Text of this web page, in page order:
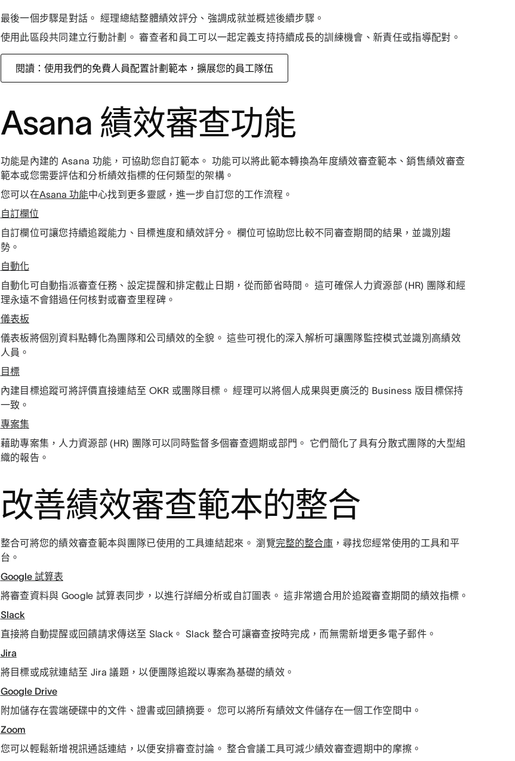
最後一個步驟是對話。 經理總結整體績效評分、強調成就並概述後續步驟。
使用此區段共同建立行動計劃。 審查者和員工可以一起定義支持持續成長的訓練機會、新責任或指導配對。
閱讀：使用我們的免費人員配置計劃範本，擴展您的員工隊伍
Asana 績效審查功能
功能是內建的 Asana 功能，可協助您自訂範本。 功能可以將此範本轉換為年度績效審查範本、銷售績效審查
範本或您需要評估和分析績效指標的任何類型的架構。
您可以在Asana 功能中心找到更多靈感，進一步自訂您的工作流程。
自訂欄位
自訂欄位可讓您持續追蹤能力、目標進度和績效評分。 欄位可協助您比較不同審查期間的結果，並識別趨
勢。
自動化
自動化可自動指派審查任務、設定提醒和排定截止日期，從而節省時間。 這可確保人力資源部 (HR) 團隊和經
理永遠不會錯過任何核對或審查里程碑。
儀表板
儀表板將個別資料點轉化為團隊和公司績效的全貌。 這些可視化的深入解析可讓團隊監控模式並識別高績效
人員。
目標
內建目標追蹤可將評價直接連結至 OKR 或團隊目標。 經理可以將個人成果與更廣泛的 Business 版目標保持
一致。
專案集
藉助專案集，人力資源部 (HR) 團隊可以同時監督多個審查週期或部門。 它們簡化了具有分散式團隊的大型組
織的報告。
改善績效審查範本的整合
整合可將您的績效審查範本與團隊已使用的工具連結起來。 瀏覽完整的整合庫，尋找您經常使用的工具和平
台。
Google 試算表
將審查資料與 Google 試算表同步，以進行詳細分析或自訂圖表。 這非常適合用於追蹤審查期間的績效指標。
Slack
直接將自動提醒或回饋請求傳送至 Slack。 Slack 整合可讓審查按時完成，而無需新增更多電子郵件。
Jira
將目標或成就連結至 Jira 議題，以便團隊追蹤以專案為基礎的績效。
Google Drive
附加儲存在雲端硬碟中的文件、證書或回饋摘要。 您可以將所有績效文件儲存在一個工作空間中。
Zoom
您可以輕鬆新增視訊通話連結，以便安排審查討論。 整合會議工具可減少績效審查週期中的摩擦。